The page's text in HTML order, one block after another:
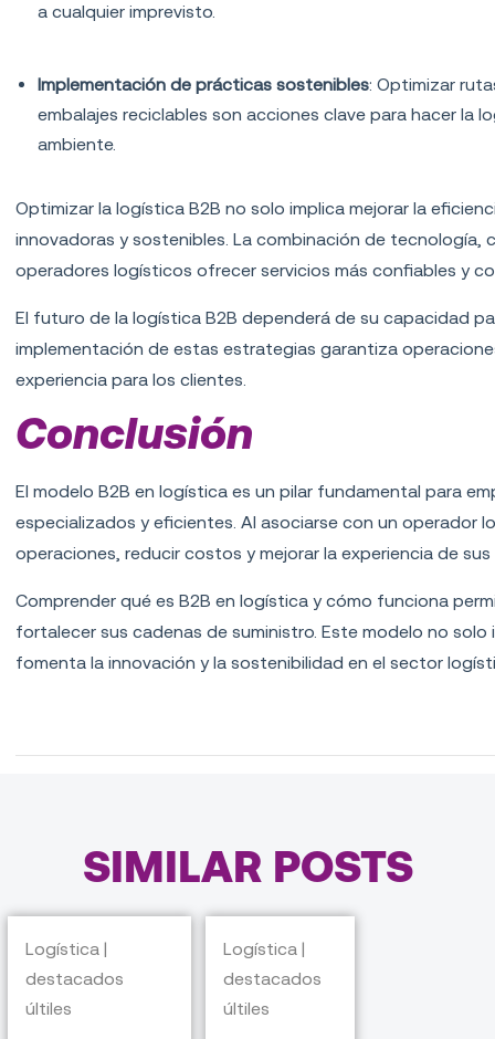
a cualquier imprevisto.
Implementación de prácticas sostenibles: Optimizar
embalajes reciclables son acciones clave para hacer la
ambiente.
Optimizar la logística B2B no solo implica mejorar la
innovadoras y sostenibles. La combinación de
operadores logísticos ofrecer servicios más confiables y
El futuro de la logística B2B dependerá de su capacidad
implementación de estas estrategias garantiza
experiencia para los clientes.
Conclusión
El modelo B2B en logística es un pilar fundamental para
especializados y eficientes. Al asociarse con un operador
operaciones, reducir costos y mejorar la experiencia de
Comprenderqué es B2B en logística y cómo funciona
fortalecer sus cadenas de suministro. Este modelo no
fomenta la innovación y la sostenibilidad en el sector
SIMILAR POSTS
Logística |
destacados
últiles
Logística |
destacados
últiles